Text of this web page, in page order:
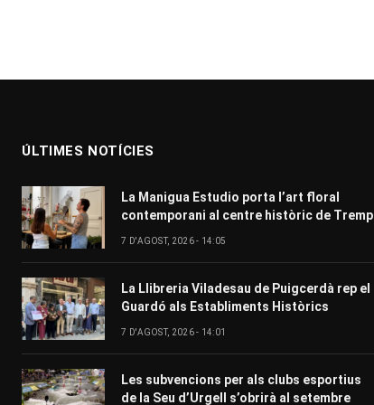
ÚLTIMES NOTÍCIES
La Manigua Estudio porta l’art floral
contemporani al centre històric de Tremp
7 D'AGOST, 2026 - 14:05
La Llibreria Viladesau de Puigcerdà rep el
Guardó als Establiments Històrics
7 D'AGOST, 2026 - 14:01
Les subvencions per als clubs esportius
de la Seu d’Urgell s’obrirà al setembre